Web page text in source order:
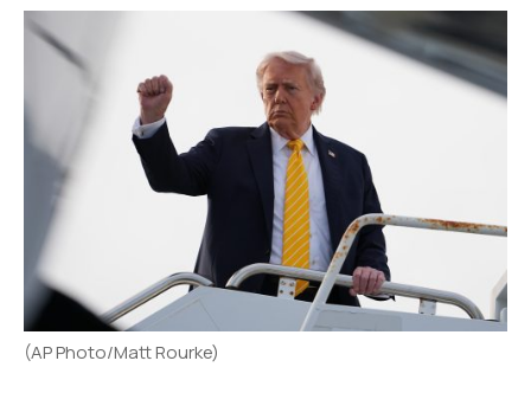
(AP Photo/Matt Rourke)